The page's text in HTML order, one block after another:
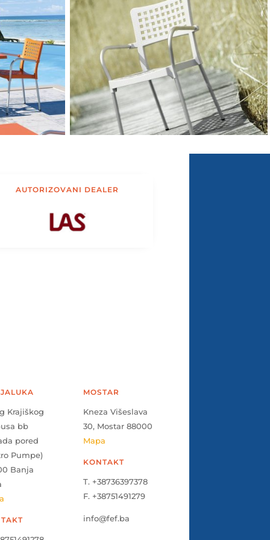
AUTORIZOVANI DEALER
Krajiškog
bb
pored
Pumpe)
Banja
MOSTAR
Kneza Višeslava
30, Mostar 88000
Mapa
KONTAKT
T. +38736397378
F. +38751491279
info@fef.ba